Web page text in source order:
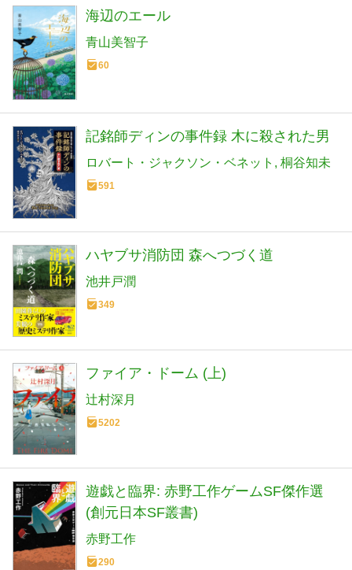
海辺のエール
青山美智子
60
記銘師ディンの事件録 木に殺された男
ロバート・ジャクソン・ベネット 桐谷知未
591
ハヤブサ消防団 森へつづく道
池井戸潤
349
ファイア・ドーム (上)
辻村深月
5202
遊戯と臨界: 赤野工作ゲームSF傑作選
(創元日本SF叢書)
赤野工作
290